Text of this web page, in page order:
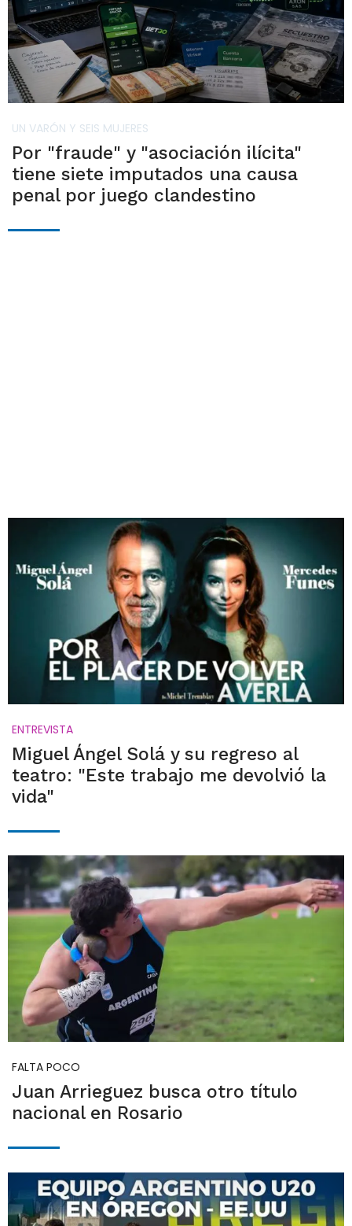
UN VARÓN Y SEIS MUJERES
Por "fraude" y "asociación ilícita"
tiene siete imputados una causa
penal por juego clandestino
ENTREVISTA
Miguel Ángel Solá y su regreso al
teatro: "Este trabajo me devolvió la
vida"
FALTA POCO
Juan Arrieguez busca otro título
nacional en Rosario